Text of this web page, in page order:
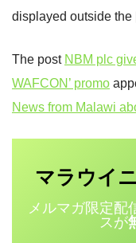
displayed outside
The post NBM plc
WAFCON’ promo
News from Malawi
マラウイ
メルマガ限定配
スが